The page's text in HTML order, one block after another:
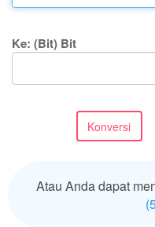
Ke: (Bit) Bit
Atau Anda dapat